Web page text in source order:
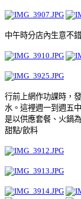
中午時分店內生意不錯
行前上網作功課時，
水。這裡週一到週五
是以供應套餐、火鍋
甜點/飲料